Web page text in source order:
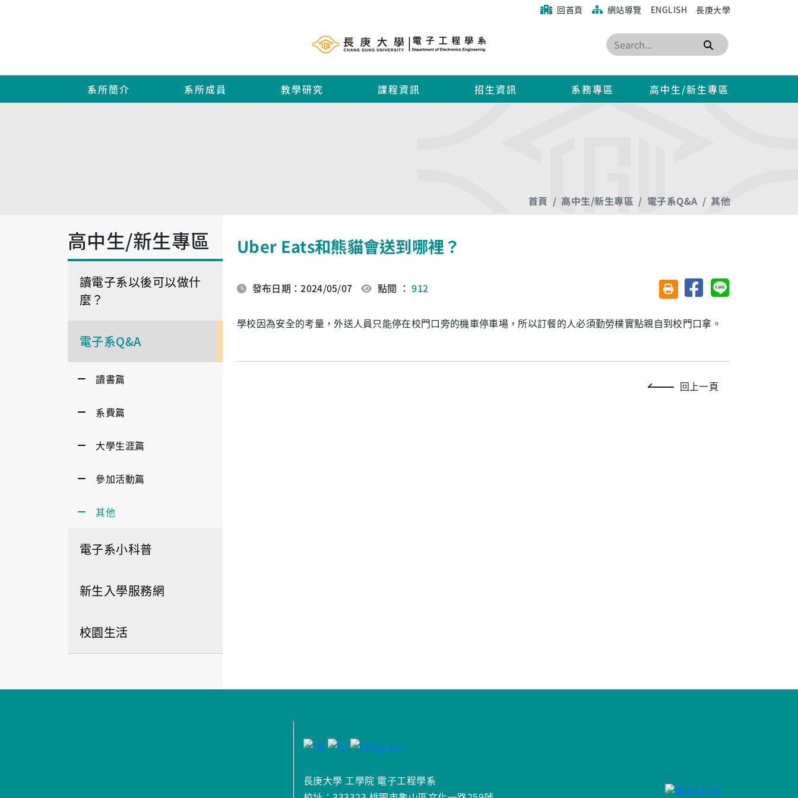
回首頁 網站導覽 ENGLISH 長庚大學
搜尋
系所簡介 系所成員 教學研究 課程資訊 招生資訊 系務專區 高中生/新生專區
首頁 高中生/新生專區 電子系Q&A 其他
高中生/新生專區
讀電子系以後可以做什
麼？
電子系Q&A
讀書篇
系費篇
大學生涯篇
參加活動篇
其他
電子系小科普
新生入學服務網
校園生活
Uber Eats和熊貓會送到哪裡？
發布日期：2024/05/07 點閱 ：912 友善列印(另開視窗)
分享至臉書分享至 Line
學校因為安全的考量，外送人員只能停在校門口旁的機車停車場，所以訂餐的人必須勤勞樸實點親自到校門口拿。
回上一頁
長庚大學 工學院 電子工程學系